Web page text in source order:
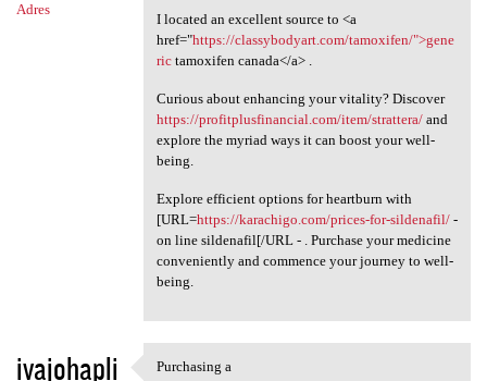
Adres
I located an excellent source to <a
href="https://classybodyart.com/tamoxifen/">gene
rictamoxifen canada</a> .
Curious about enhancing your vitality? Discover
https://profitplusfinancial.com/item/strattera/and
explore the myriad ways it can boost your well-
being.
Explore efficient options for heartburn with
[URL=https://karachigo.com/prices-for-sildenafil/-
on line sildenafil[/URL - . Purchase your medicine
conveniently and commence your journey to well-
being.
ivajohapli
Purchasing a